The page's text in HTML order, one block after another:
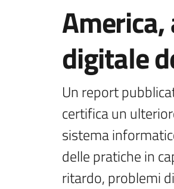
digitale
Un report
certifica un
sistema
delle pratiche in
ritardo, problemi